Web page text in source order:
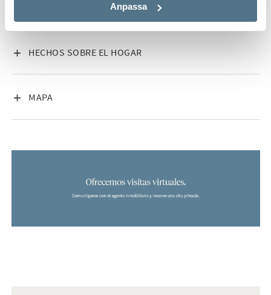
Anpassa
Al entrar a la vivienda encontramos un recibidor con
buen gusto. Además, la propiedad incluye un trastero
privado de 4 m² situado en la planta superior del edificio,
El edificio, con solo 9 viviendas, garantiza tranquilidad,
restaurantes, tiendas, mercados, colegios y zonas de ocio.
HECHOS SOBRE EL HOGAR
VISA INNEHÅLL
MAPA
VISA INNEHÅLL